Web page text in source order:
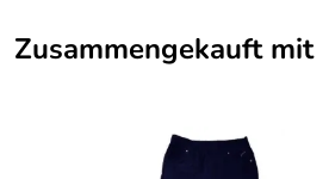
Zusammengekauft mit